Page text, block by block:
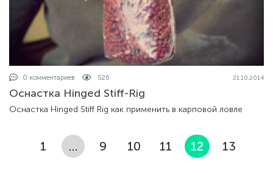
0 комментариев 526 21.10.2014
Оснастка Hinged Stiff-Rig
Оснастка Hinged Stiff Rig как применить в карповой ловле
1 … 9 10 11 12 13